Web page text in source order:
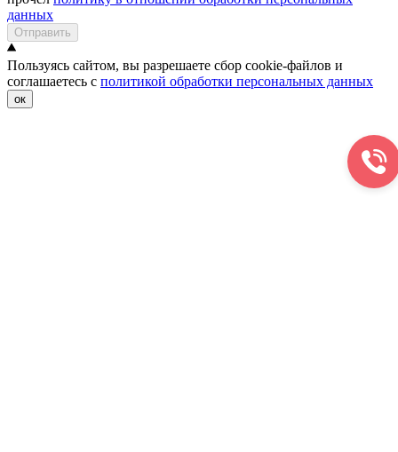
данных
Отправить
Пользуясь сайтом, вы разрешаете сбор cookie-файлов и
соглашаетесь с политикой обработки персональных данных
ок